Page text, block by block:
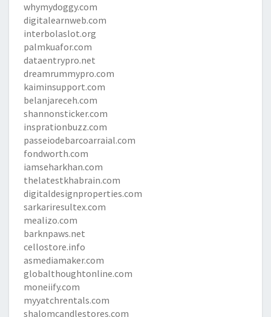
whymydoggy.com
digitalearnweb.com
interbolaslot.org
palmkuafor.com
dataentrypro.net
dreamrummypro.com
kaiminsupport.com
belanjareceh.com
shannonsticker.com
insprationbuzz.com
passeiodebarcoarraial.com
fondworth.com
iamseharkhan.com
thelatestkhabrain.com
digitaldesignproperties.com
sarkariresultex.com
mealizo.com
barknpaws.net
cellostore.info
asmediamaker.com
globalthoughtonline.com
moneiify.com
myyatchrentals.com
shalomcandlestores.com